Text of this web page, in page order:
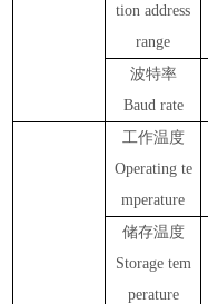
tion address
range
波特率
Baud rate
工作温度
Operating te
mperature
储存温度
Storage tem
perature